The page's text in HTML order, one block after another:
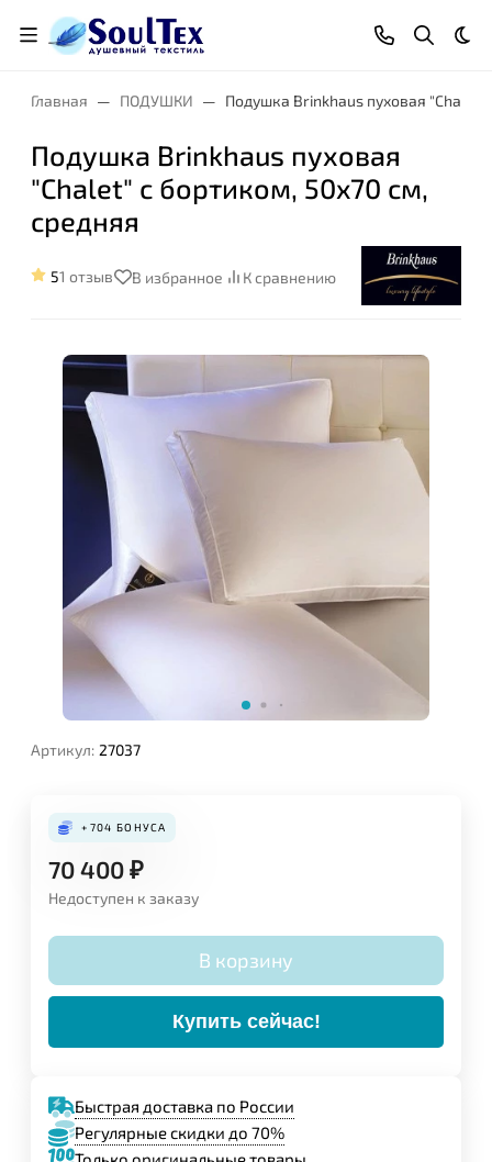
Главная ПОДУШКИ Подушка Brinkhaus пуховая "Chalet"
Подушка Brinkhaus пуховая
"Chalet" с бортиком, 50x70 см,
средняя
51 отзыв В избранное К сравнению
Артикул: 27037
+704 БОНУСА
70 400₽
Недоступен к заказу
В корзину
Купить сейчас!
Быстрая доставка по России
Регулярные скидки до 70%
Высота:
Упругость и
анатомические
особенности: